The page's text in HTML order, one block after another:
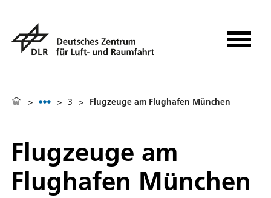
> > 3 > Flugzeuge am Flughafen München
Flugzeuge am
Flughafen München